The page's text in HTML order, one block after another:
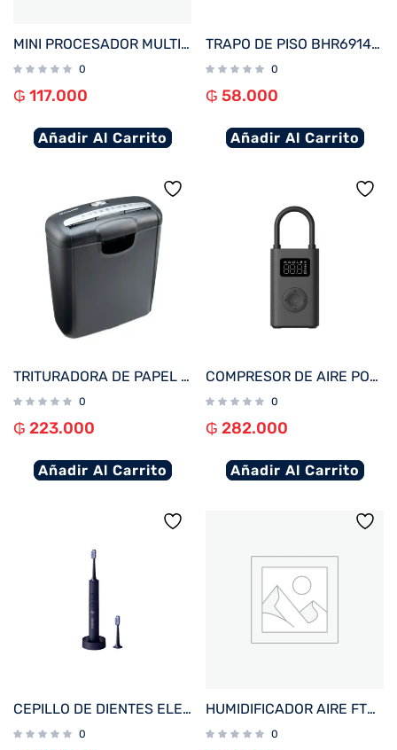
MINI PROCESADOR MULTILASER CE077EUR 100W 220V LAMINA INOXIDABLE NEGRO
0
₲ 117.000
Añadir Al Carrito
TRAPO DE PISO BHR6914GL PARA ASPIRADORA PORTATIL XIAOMI VACUUM E10/E12/E10C
0
₲ 58.000
Añadir Al Carrito
TRITURADORA DE PAPEL MULTILASER OF010EUR 220V 6FL/10L/NEGRO
0
₲ 223.000
Añadir Al Carrito
COMPRESOR DE AIRE PORTATIL XIAOMI ELECTRIC 2 150PSI/2000MAH BHR7112GL
0
₲ 282.000
Añadir Al Carrito
CEPILLO DE DIENTES ELECTRICO XIAOMI TOOTHBRUSH T700 IPX7 BHR5575GL AZUL OSCURO
0
HUMIDIFICADOR AIRE FTX 2.8L 3 VELOCIDADES CON LUZ LED 220V BLANCO HM2-28
0